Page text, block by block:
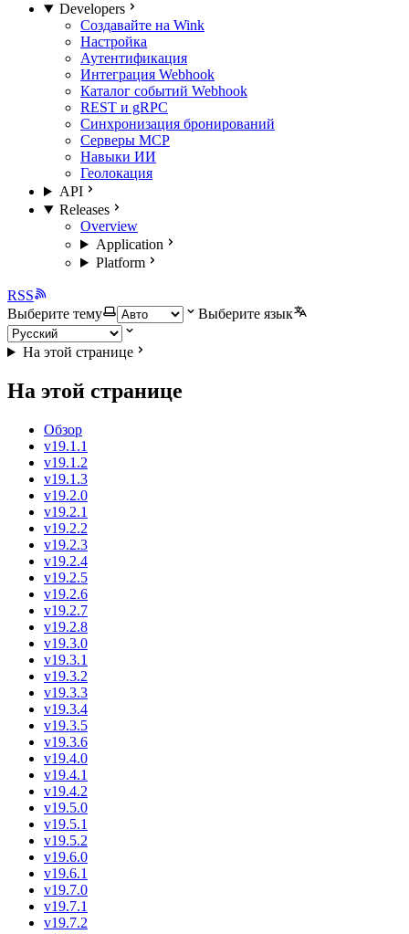
Developers
Создавайте на Wink
Настройка
Аутентификация
Интеграция Webhook
Каталог событий Webhook
REST и gRPC
Синхронизация бронирований
Серверы MCP
Навыки ИИ
Геолокация
API
Releases
Overview
Application
Platform
RSS
Выберите тему
Выберите язык
На этой странице
На этой странице
Обзор
v19.1.1
v19.1.2
v19.1.3
v19.2.0
v19.2.1
v19.2.2
v19.2.3
v19.2.4
v19.2.5
v19.2.6
v19.2.7
v19.2.8
v19.3.0
v19.3.1
v19.3.2
v19.3.3
v19.3.4
v19.3.5
v19.3.6
v19.4.0
v19.4.1
v19.4.2
v19.5.0
v19.5.1
v19.5.2
v19.6.0
v19.6.1
v19.7.0
v19.7.1
v19.7.2